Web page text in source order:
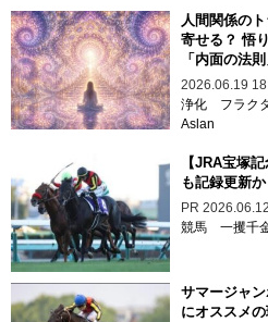
人間関係の
寄せる？ 悟
「内面の法則
2026.06.19
浄化
フラク
Aslan
【JRA宝塚
も記録更新
PR
競馬 一攫千
サマージャ
にオススメ